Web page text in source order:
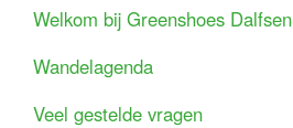
Welkom bij Greenshoes Dalfsen
Wandelagenda
Veel gestelde vragen